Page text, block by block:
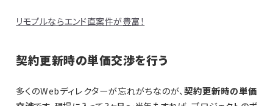
リモプルならエンド直案件が豊富！
契約更新時の単価交渉を行う
多くのWebディレクターが忘れがちなのが、契約更新時の単価